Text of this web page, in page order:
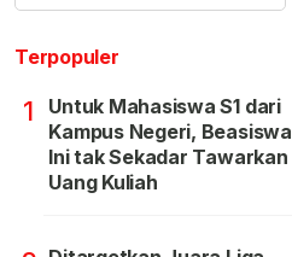
Terpopuler
1
Untuk Mahasiswa S1 dari
Kampus Negeri, Beasiswa
Ini tak Sekadar Tawarkan
Uang Kuliah